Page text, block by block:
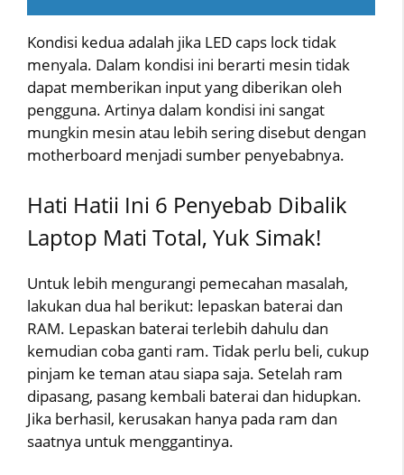
Kondisi kedua adalah jika LED caps lock tidak
menyala. Dalam kondisi ini berarti mesin tidak
dapat memberikan input yang diberikan oleh
pengguna. Artinya dalam kondisi ini sangat
mungkin mesin atau lebih sering disebut dengan
motherboard menjadi sumber penyebabnya.
Hati Hatii Ini 6 Penyebab Dibalik
Laptop Mati Total, Yuk Simak!
Untuk lebih mengurangi pemecahan masalah,
lakukan dua hal berikut: lepaskan baterai dan
RAM. Lepaskan baterai terlebih dahulu dan
kemudian coba ganti ram. Tidak perlu beli, cukup
pinjam ke teman atau siapa saja. Setelah ram
dipasang, pasang kembali baterai dan hidupkan.
Jika berhasil, kerusakan hanya pada ram dan
saatnya untuk menggantinya.